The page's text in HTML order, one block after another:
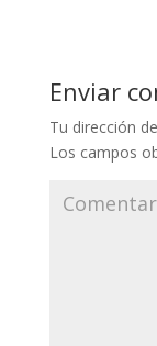
Enviar
Tu dirección
Los campos